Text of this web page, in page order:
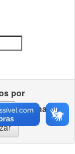
por
Ordenar